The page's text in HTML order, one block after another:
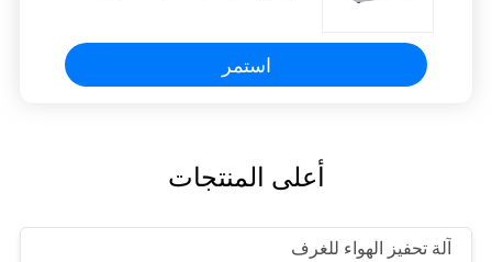
استمر
أعلى المنتجات
آلة تحفيز الهواء للغرف